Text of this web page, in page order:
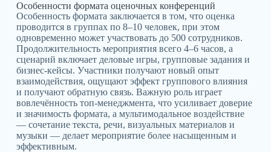
Особенности формата оценочных конференций
Особенность формата заключается в том, что оценка
проводится в группах по 8–10 человек, при этом
одновременно может участвовать до 500 сотрудников.
Продолжительность мероприятия всего 4–6 часов, а
сценарий включает деловые игры, групповые задания и
бизнес-кейсы. Участники получают новый опыт
взаимодействия, ощущают эффект группового влияния
и получают обратную связь. Важную роль играет
вовлечённость топ-менеджмента, что усиливает доверие
и значимость формата, а мультимодальное воздействие
— сочетание текста, речи, визуальных материалов и
музыки — делает мероприятие более насыщенным и
эффективным.